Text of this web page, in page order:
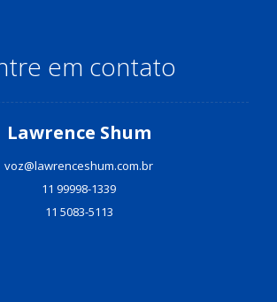
em contato
Lawrence Shum
voz@lawrenceshum.com.br
11 99998-1339
11 5083-5113